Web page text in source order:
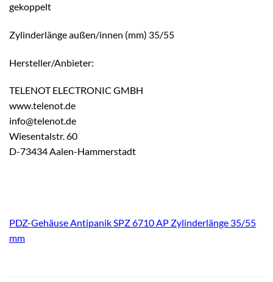
gekoppelt
Zylinderlänge außen/innen (mm) 35/55
Hersteller/Anbieter:
TELENOT ELECTRONIC GMBH
www.telenot.de
info@telenot.de
Wiesentalstr. 60
D-73434 Aalen-Hammerstadt
PDZ-Gehäuse Antipanik SPZ 6710 AP Zylinderlänge 35/55
mm